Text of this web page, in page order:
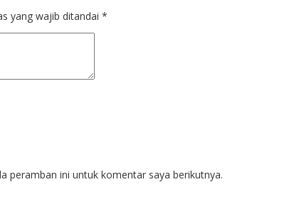
yang wajib ditandai *
peramban ini untuk komentar saya berikutnya.